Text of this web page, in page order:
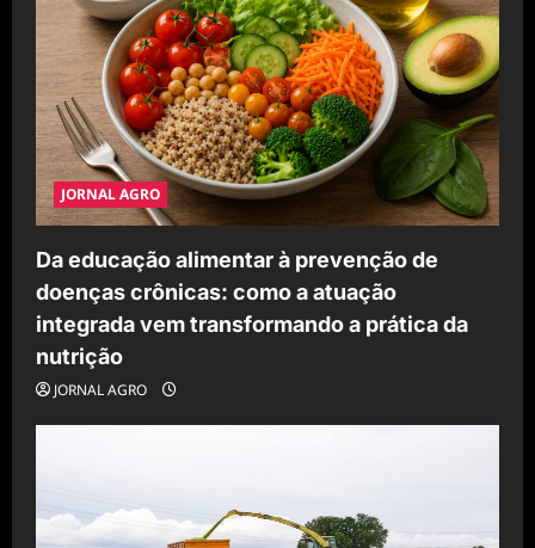
JORNAL AGRO
Da educação alimentar à prevenção de
doenças crônicas: como a atuação
integrada vem transformando a prática da
nutrição
JORNAL AGRO